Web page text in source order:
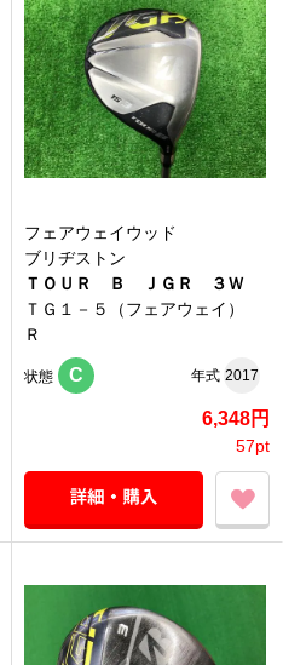
フェアウェイウッド
ブリヂストン
ＴＯＵＲ Ｂ ＪＧＲ ３Ｗ
ＴＧ１－５（フェアウェイ）
Ｒ
状態 C 年式 2017
6,348円
57pt